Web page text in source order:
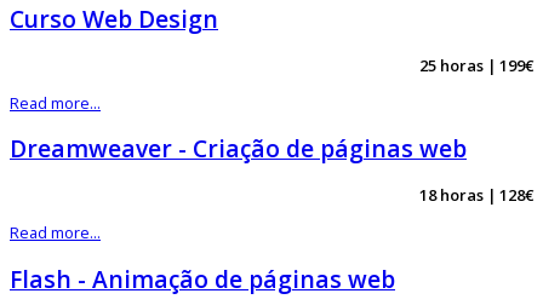
Curso Web Design
25 horas | 199€
Read more...
Dreamweaver - Criação de páginas web
18 horas | 128€
Read more...
Flash - Animação de páginas web